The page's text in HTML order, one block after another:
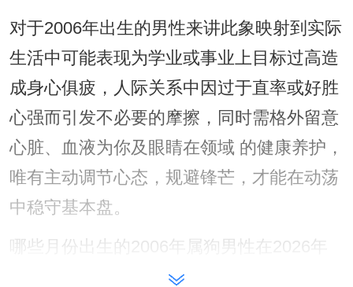
对于2006年出生的男性来讲此象映射到实际
生活中可能表现为学业或事业上目标过高造
成身心俱疲，人际关系中因过于直率或好胜
心强而引发不必要的摩擦，同时需格外留意
心脏、血液为你及眼睛在领域 的健康养护，
唯有主动调节心态，规避锋芒，才能在动荡
中稳守基本盘。
哪些月份出生的2006年属狗男性在2026年